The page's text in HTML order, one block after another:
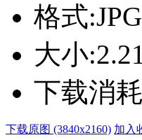
格式:JPG
大小:
下载消
下载原图 (3840x2160) 加入